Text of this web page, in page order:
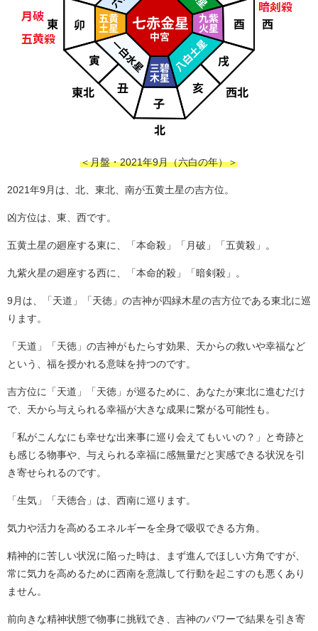
＜月盤・2021年9月（六白の年）＞
2021年9月は、北、東北、南が五黄土星の吉方位。
凶方位は、東、西です。
五黄土星の廻座する東に、「本命殺」「月破」「五黄殺」。
九紫火星の廻座する西に、「本命的殺」「暗剣殺」。
9月は、「天道」「天徳」の吉神が四緑木星の吉方位である東北に巡
ります。
「天道」「天徳」の吉神がもたらす効果、天からの救いや幸福など
という、福を授かれる意味を持つのです。
吉方位に「天道」「天徳」が巡るために、あなたが東北に進むだけ
で、天から与えられる幸福が大きな成果に繋がる可能性も。
「私がこんなにも幸せな出来事に巡り会えてもいいの？」と奇跡と
も感じる物事や、与えられる幸福に感無量だと実感できる状況を引
き寄せられるのです。
「生気」「天徳合」は、西南に巡ります。
気力や活力を高めるエネルギーを全身で吸収できる方角。
精神的に苦しい状況に陥った時は、まず進んでほしい方角ですが、
常に気力を高めるために西南を意識して行動を起こすのも悪くあり
ません。
前向きな精神状態で物事に挑戦でき、吉神のパワーで結果を引き寄